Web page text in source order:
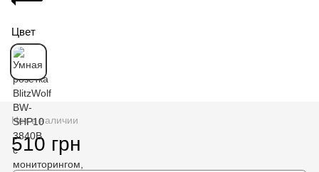
Цвет
Нет в наличии
510 грн